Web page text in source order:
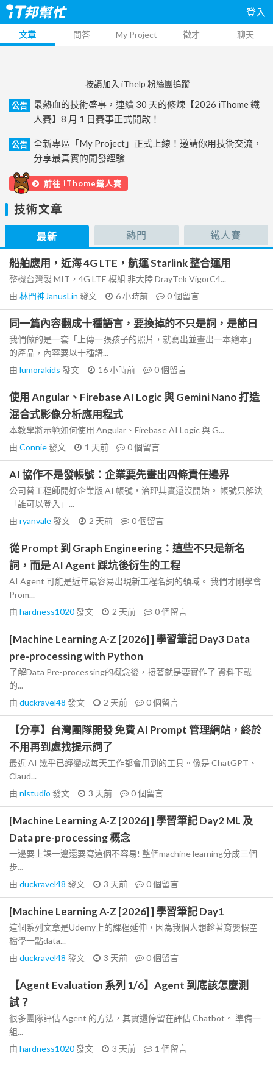
登入
文章 問答 My Project 徵才 聊天
按讚加入 iThelp 粉絲團追蹤
公告
最熱血的技術盛事，連續 30 天的修煉【2026 iThome 鐵
人賽】8 月 1 日賽事正式開啟！
公告
全新專區「My Project」正式上線！邀請你用技術交流，
分享最真實的開發經驗
前往 iThome鐵人賽
技術文章
最新 熱門 鐵人賽
船舶應用，近海 4G LTE，航運 Starlink 整合運用
整機台灣製 MIT，4G LTE 模組 非大陸 DrayTek VigorC4...
由 林門神JanusLin 發文 6 小時前 0個留言
同一篇內容翻成十種語言，要換掉的不只是詞，是節日
我們做的是一套「上傳一張孩子的照片，就寫出並畫出一本繪本」
的產品，內容要以十種語...
由 lumorakids 發文 16 小時前 0個留言
使用 Angular、Firebase AI Logic 與 Gemini Nano 打造
混合式影像分析應用程式
本教學將示範如何使用 Angular、Firebase AI Logic 與 G...
由 Connie發文 1 天前 0個留言
AI 協作不是發帳號：企業要先畫出四條責任邊界
公司替工程師開好企業版 AI 帳號，治理其實還沒開始。 帳號只解決
「誰可以登入」...
由 ryanvale發文 2 天前 0個留言
從 Prompt 到 Graph Engineering：這些不只是新名
詞，而是 AI Agent 踩坑後衍生的工程
AI Agent 可能是近年最容易出現新工程名詞的領域。 我們才剛學會
Prom...
由 hardness1020發文 2 天前 0個留言
[Machine Learning A-Z [2026] ] 學習筆記 Day3 Data
pre-processing with Python
了解Data Pre-processing的概念後，接著就是要實作了 資料下載
的...
由 duckravel48 發文 2 天前 0個留言
【分享】台灣團隊開發 免費 AI Prompt 管理網站，終於
不用再到處找提示詞了
最近 AI 幾乎已經變成每天工作都會用到的工具。像是 ChatGPT、
Claud...
由 nlstudio 發文 3 天前 0個留言
[Machine Learning A-Z [2026] ] 學習筆記 Day2 ML 及
Data pre-processing 概念
一邊要上課一邊還要寫這個不容易! 整個machine learning分成三個
步...
由 duckravel48 發文 3 天前 0個留言
[Machine Learning A-Z [2026] ] 學習筆記 Day1
這個系列文章是Udemy上的課程延伸，因為我個人想趁著育嬰假空
檔學一點data...
由 duckravel48 發文 3 天前 0個留言
【Agent Evaluation 系列 1/6】Agent 到底該怎麼測
試？
很多團隊評估 Agent 的方法，其實還停留在評估 Chatbot。 準備一
組...
由 hardness1020發文 3 天前 1 個留言